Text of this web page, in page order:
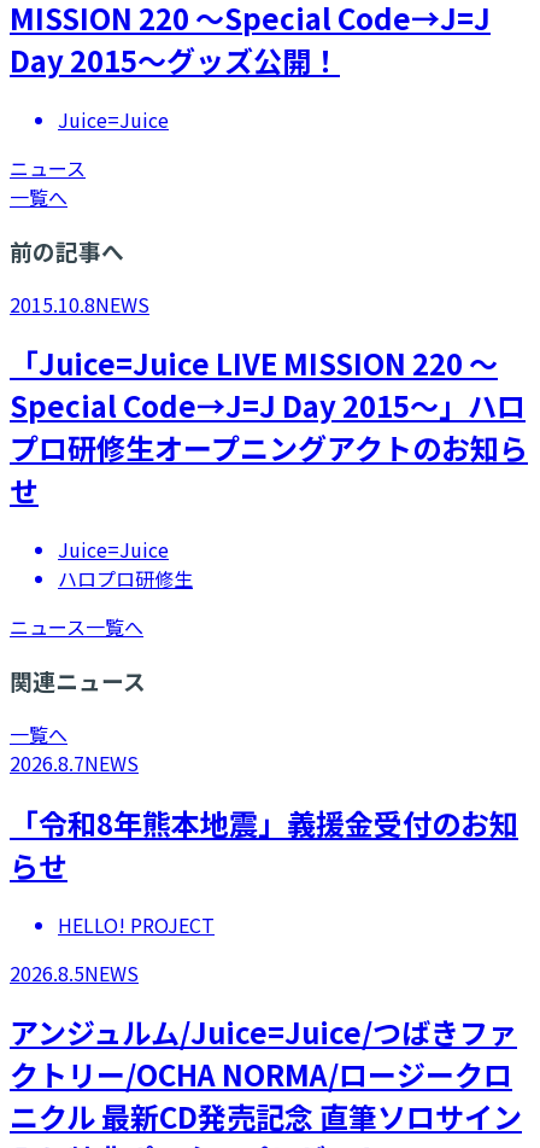
MISSION 220 ～Special Code→J=J
Day 2015～グッズ公開！
Juice=Juice
ニュース
一覧へ
前の記事へ
2015.10.8NEWS
「Juice=Juice LIVE MISSION 220 ～
Special Code→J=J Day 2015～」ハロ
プロ研修生オープニングアクトのお知ら
せ
Juice=Juice
ハロプロ研修生
ニュース一覧へ
関連ニュース
一覧へ
2026.8.7NEWS
「令和8年熊本地震」義援金受付のお知
らせ
HELLO! PROJECT
2026.8.5NEWS
アンジュルム/Juice=Juice/つばきファ
クトリー/OCHA NORMA/ロージークロ
ニクル 最新CD発売記念 直筆ソロサイン